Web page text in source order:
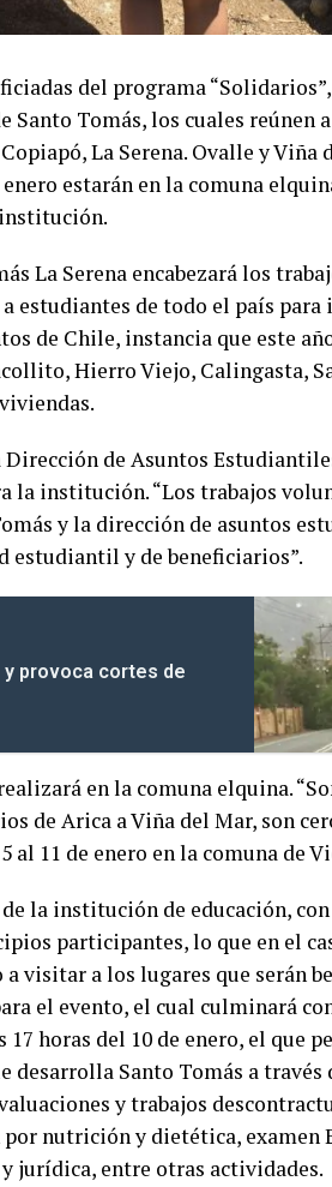
del programa
Santo Tomás, los cuales reúnen
La Serena. Ovalle y Viña
estarán en la comuna
La Serena encabezará los
estudiantes de todo el país para
de Chile, instancia que este
Hierro Viejo, Calingasta,
de Asuntos
la institución. “Los trabajos
y la dirección de asuntos
estudiantil y de beneficiarios”.
provoca cortes de
en la comuna elquina.
de Arica a Viña del Mar, son
al 11 de enero en la comuna de
la institución de educación,
participantes, lo que en el
visitar a los lugares que serán
el evento, el cual culminará
horas del 10 de enero, el que
Santo Tomás a través
y trabajos
nutrición y dietética, examen
jurídica, entre otras actividades.